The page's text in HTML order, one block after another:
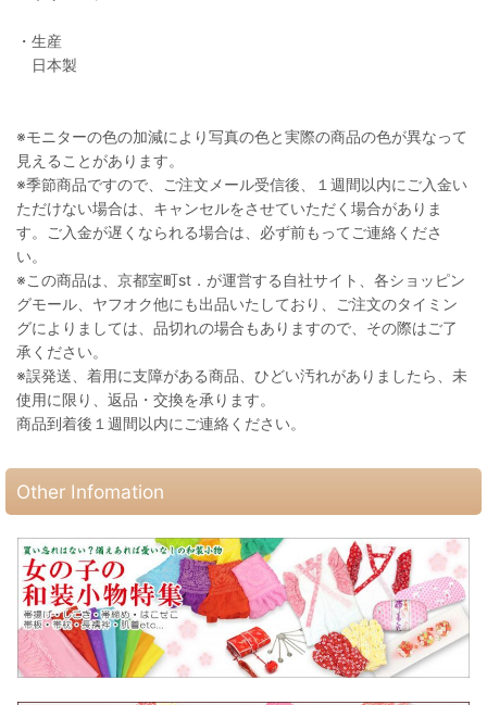
・生産
日本製
※モニターの色の加減により写真の色と実際の商品の色が異なって
見えることがあります。
※季節商品ですので、ご注文メール受信後、１週間以内にご入金い
ただけない場合は、キャンセルをさせていただく場合がありま
す。ご入金が遅くなられる場合は、必ず前もってご連絡くださ
い。
※この商品は、京都室町st．が運営する自社サイト、各ショッピン
グモール、ヤフオク他にも出品いたしており、ご注文のタイミン
グによりましては、品切れの場合もありますので、その際はご了
承ください。
※誤発送、着用に支障がある商品、ひどい汚れがありましたら、未
使用に限り、返品・交換を承ります。
商品到着後１週間以内にご連絡ください。
Other Infomation